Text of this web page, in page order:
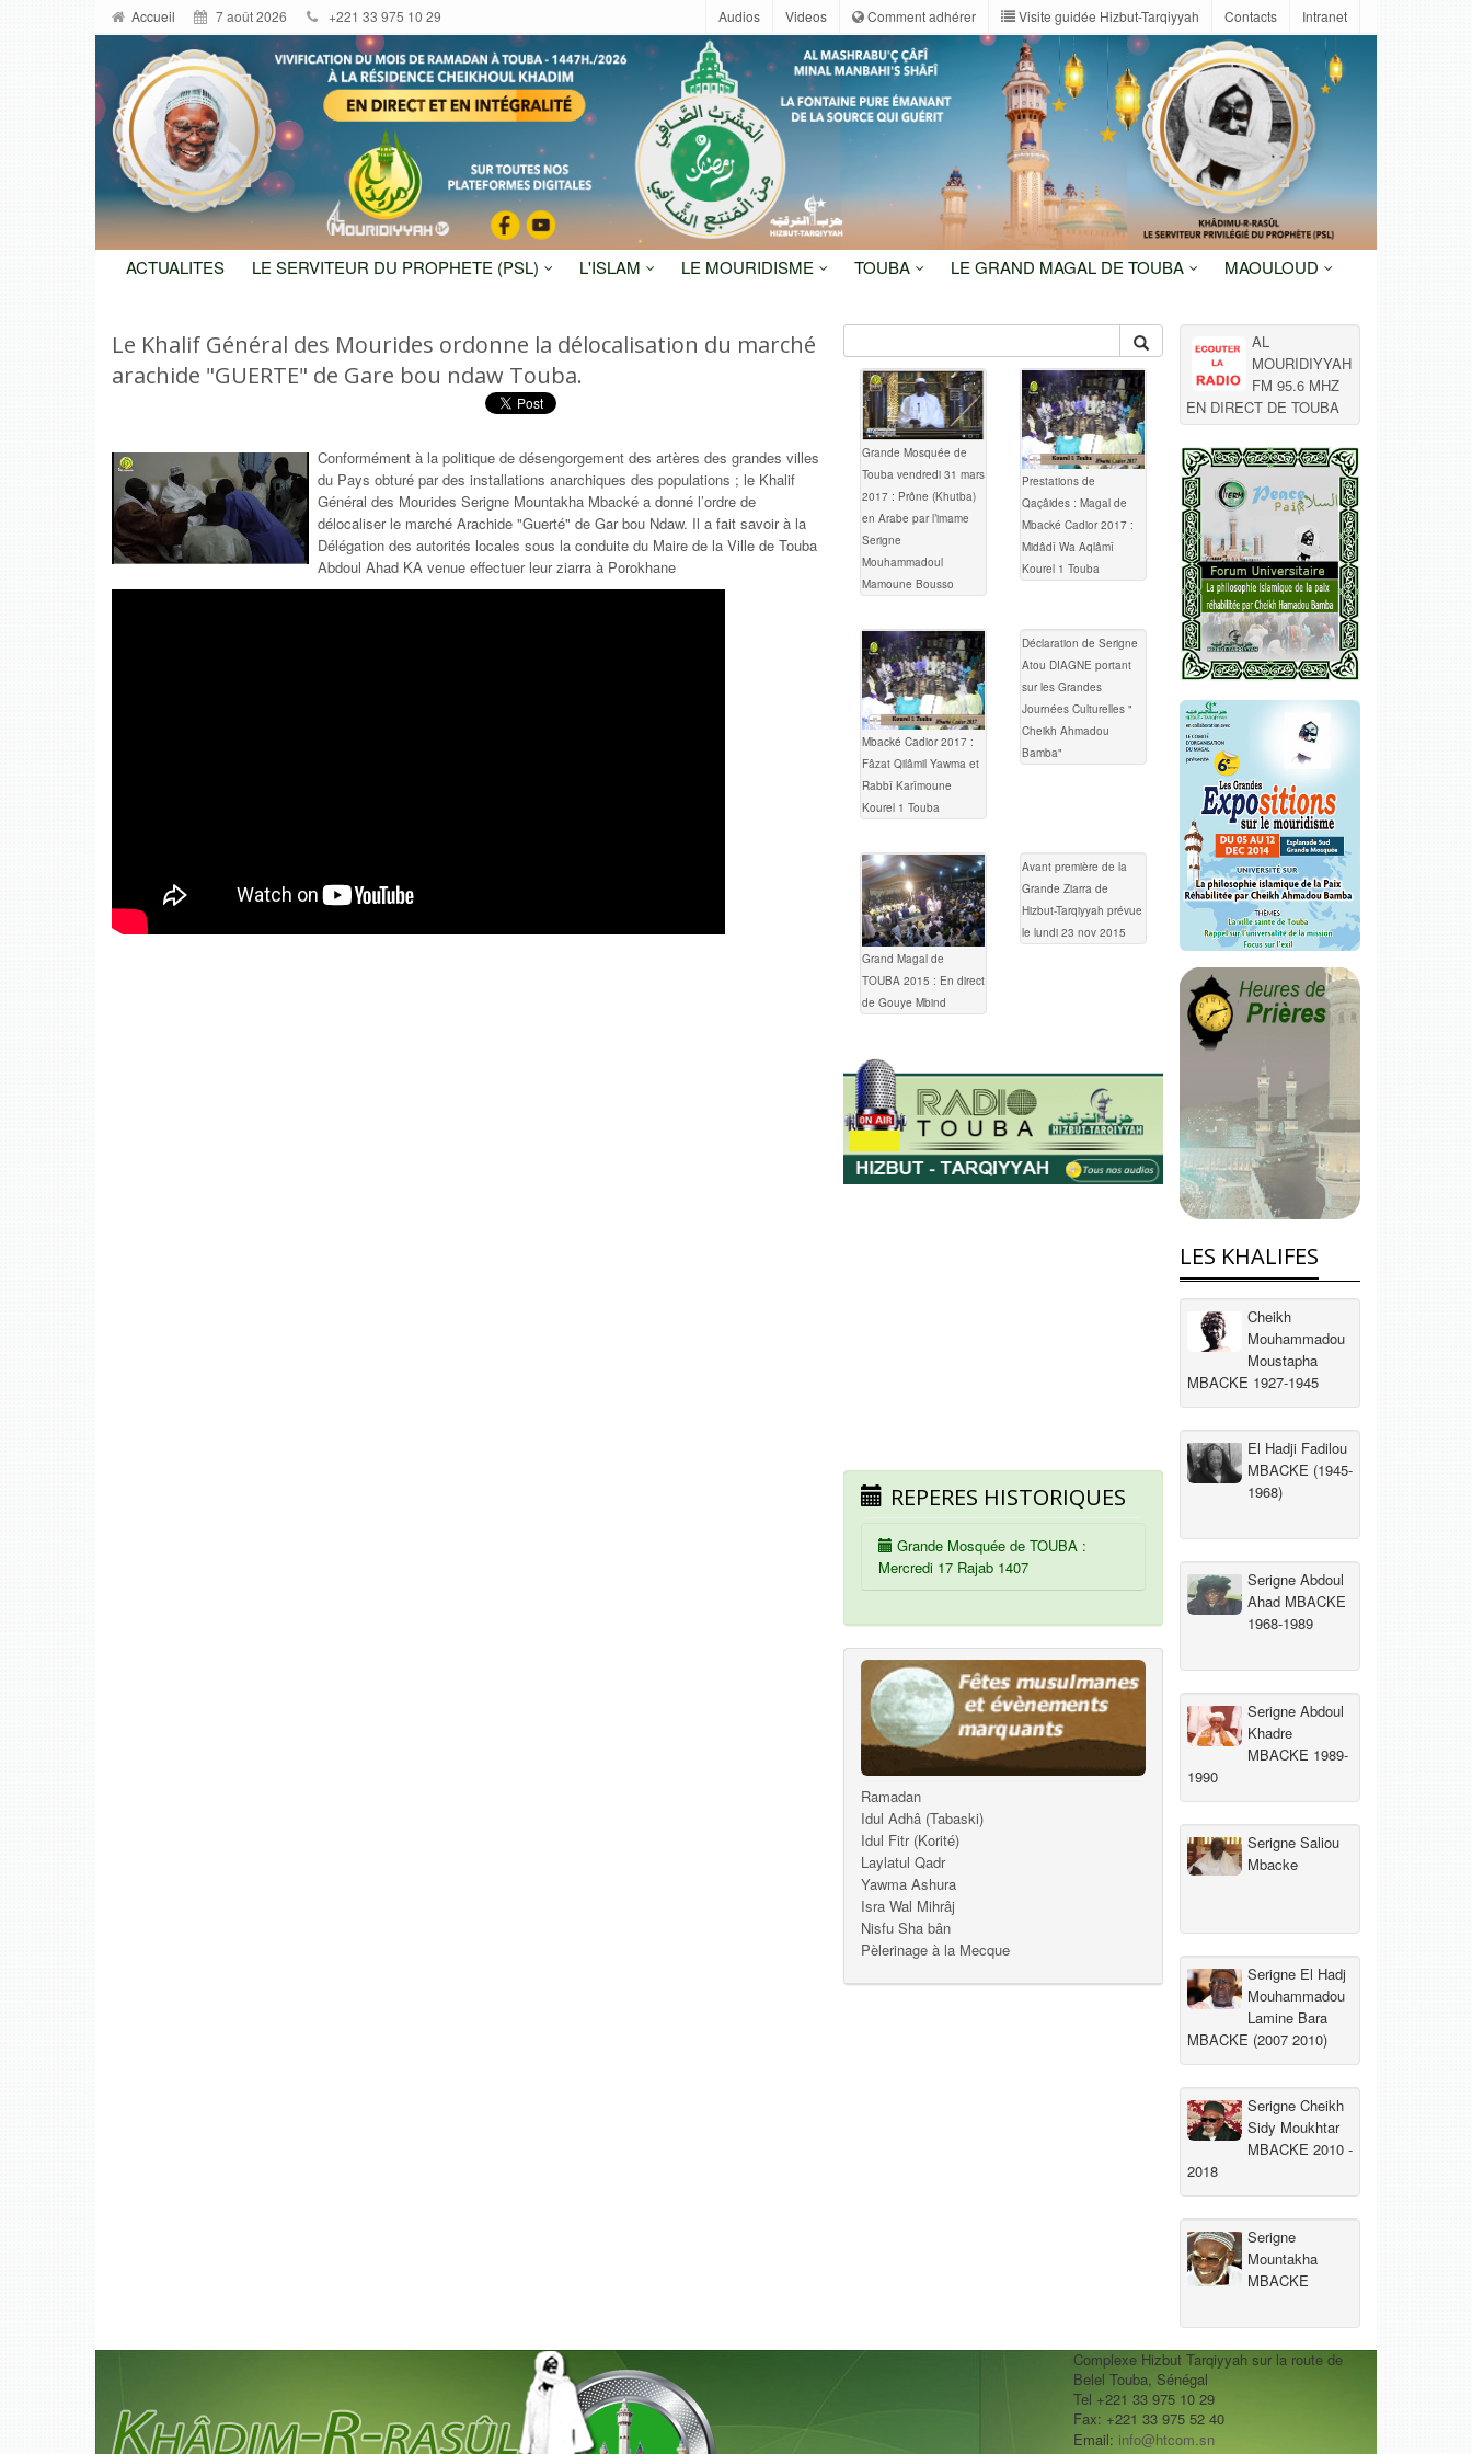
Accueil 7 août 2026 +221 33 975 10 29 Audios Videos Comment adhérer Visite guidée Hizbut-Tarqiyyah Contacts Intranet
ACTUALITES LE SERVITEUR DU PROPHETE (PSL) L'ISLAM LE MOURIDISME TOUBA LE GRAND MAGAL DE TOUBA MAOULOUD
Le Khalif Général des Mourides ordonne la délocalisation du marché
arachide "GUERTE" de Gare bou ndaw Touba.
Conformément à la politique de désengorgement des artères des grandes villes
du Pays obturé par des installations anarchiques des populations ; le Khalif
Général des Mourides Serigne Mountakha Mbacké a donné l’ordre de
délocaliser le marché Arachide "Guerté" de Gar bou Ndaw. Il a fait savoir à la
Délégation des autorités locales sous la conduite du Maire de la Ville de Touba
Abdoul Ahad KA venue effectuer leur ziarra à Porokhane
Grande Mosquée de
Touba vendredi 31 mars
2017 : Prône (Khutba)
en Arabe par l’imame
Serigne
Mouhammadoul
Mamoune Bousso
Prestations de
Qaçâides : Magal de
Mbacké Cadior 2017 :
Midâdî Wa Aqlâmî
Kourel 1 Touba
Mbacké Cadior 2017 :
Fâzat Qilâmil Yawma et
Rabbî Karîmoune
Kourel 1 Touba
Déclaration de Serigne
Atou DIAGNE portant
sur les Grandes
Journées Culturelles "
Cheikh Ahmadou
Bamba"
Grand Magal de
TOUBA 2015 : En direct
de Gouye Mbind
Avant première de la
Grande Ziarra de
Hizbut-Tarqiyyah prévue
le lundi 23 nov 2015
REPERES HISTORIQUES
Grande Mosquée de TOUBA :
Mercredi 17 Rajab 1407
Ramadan
Idul Adhâ (Tabaski)
Idul Fitr (Korité)
Laylatul Qadr
Yawma Ashura
Isra Wal Mihrâj
Nisfu Sha bân
Pèlerinage à la Mecque
AL
MOURIDIYYAH
FM 95.6 MHZ
EN DIRECT DE TOUBA
LES KHALIFES
Cheikh
Mouhammadou
Moustapha
MBACKE 1927-1945
El Hadji Fadilou
MBACKE (1945-
1968)
Serigne Abdoul
Ahad MBACKE
1968-1989
Serigne Abdoul
Khadre
MBACKE 1989-
1990
Serigne Saliou
Mbacke
Serigne El Hadj
Mouhammadou
Lamine Bara
MBACKE (2007 2010)
Serigne Cheikh
Sidy Moukhtar
MBACKE 2010 -
2018
Serigne
Mountakha
MBACKE
Complexe Hizbut Tarqiyyah sur la route de
Belel Touba, Sénégal
Tel +221 33 975 10 29
Fax: +221 33 975 52 40
Email: info@htcom.sn